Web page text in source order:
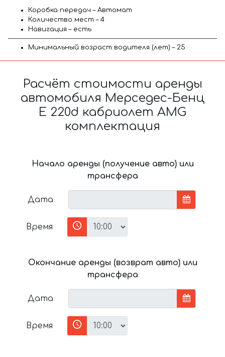
Коробка передач – Автомат
Количество мест – 4
Навигация – есть
Минимальный возраст водителя (лет) – 25
Расчёт стоимости аренды
автомобиля Мерседес-Бенц
E 220d кабриолет AMG
комплектация
Начало аренды (получение авто) или
трансфера
Дата
Время
Окончание аренды (возврат авто) или
трансфера
Дата
Время